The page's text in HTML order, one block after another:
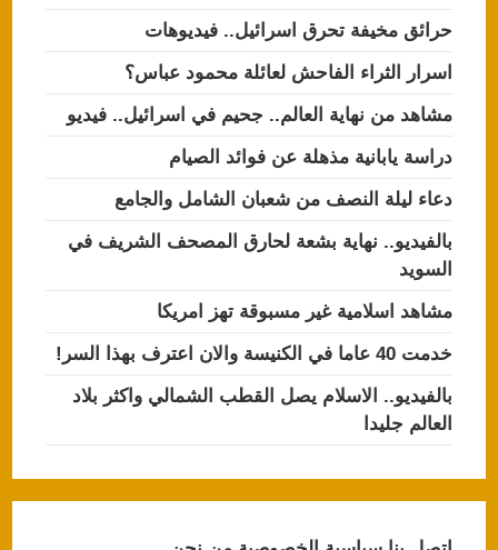
حرائق مخيفة تحرق اسرائيل.. فيديوهات
اسرار الثراء الفاحش لعائلة محمود عباس؟
مشاهد من نهاية العالم.. جحيم في اسرائيل.. فيديو
دراسة يابانية مذهلة عن فوائد الصيام
دعاء ليلة النصف من شعبان الشامل والجامع
بالفيديو.. نهاية بشعة لحارق المصحف الشريف في
السويد
مشاهد اسلامية غير مسبوقة تهز امريكا
خدمت 40 عاما في الكنيسة والان اعترف بهذا السر!
بالفيديو.. الاسلام يصل القطب الشمالي واكثر بلاد
العالم جليدا